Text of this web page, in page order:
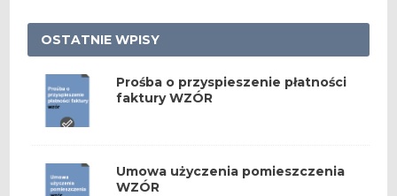
OSTATNIE WPISY
Prośba o przyspieszenie płatności
faktury WZÓR
Umowa użyczenia pomieszczenia
WZÓR